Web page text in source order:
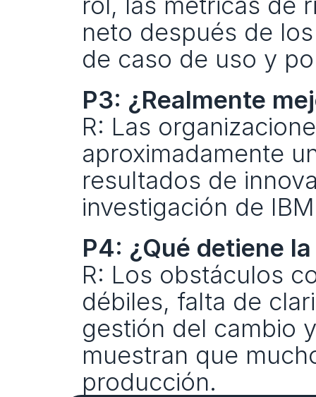
neto después de
de caso de uso y
P3: ¿Realmente
R: Las
aproximadamente
resultados de
investigación de
P4: ¿Qué detiene
R: Los obstáculos
débiles, falta de
gestión del cambio
muestran que
producción.